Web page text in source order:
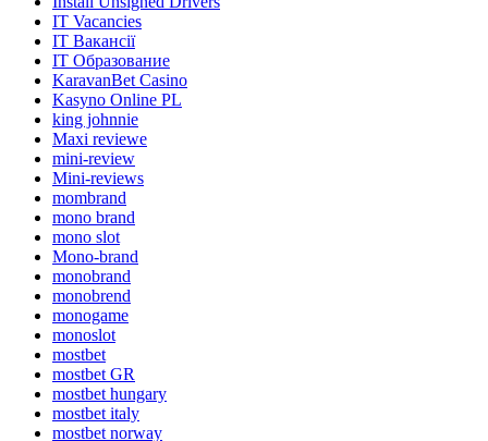
IT Vacancies
IT Вакансії
IT Образование
KaravanBet Casino
Kasyno Online PL
king johnnie
Maxi reviewe
mini-review
Mini-reviews
mombrand
mono brand
mono slot
Mono-brand
monobrand
monobrend
monogame
monoslot
mostbet
mostbet GR
mostbet hungary
mostbet italy
mostbet norway